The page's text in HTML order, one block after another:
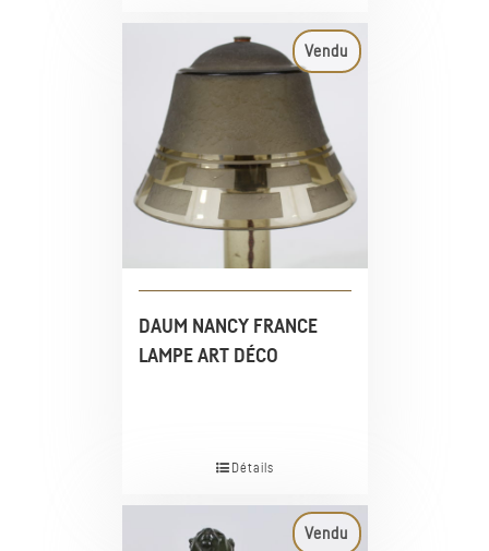
Vendu
DAUM NANCY FRANCE
LAMPE ART DÉCO
Détails
Vendu